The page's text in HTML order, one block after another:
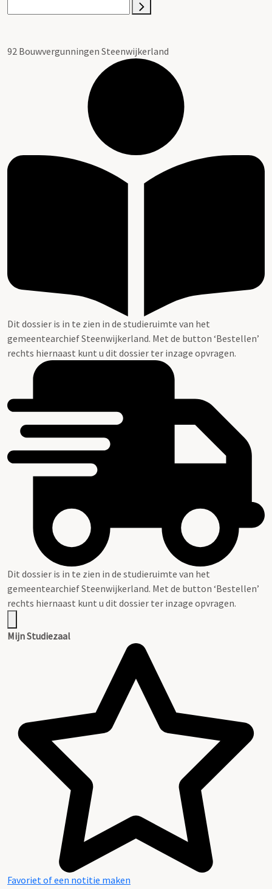
92 Bouwvergunningen Steenwijkerland
Dit dossier is in te zien in de studieruimte van het
gemeentearchief Steenwijkerland. Met de button ‘Bestellen’
rechts hiernaast kunt u dit dossier ter inzage opvragen.
Dit dossier is in te zien in de studieruimte van het
gemeentearchief Steenwijkerland. Met de button ‘Bestellen’
rechts hiernaast kunt u dit dossier ter inzage opvragen.
Mijn Studiezaal
Favoriet of een notitie maken